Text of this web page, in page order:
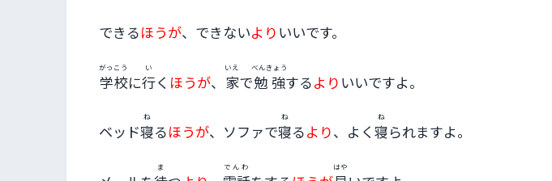
できるほうが、できないより いいです。
学校
がっこう
に行
い
く ほうが、 家
いえ
で勉強
べんきょう
するより いいですよ。
ベッド寝
ね
るほうが、ソファで寝
ね
るより、よく 寝
ね
られますよ。
ま でんわ はや